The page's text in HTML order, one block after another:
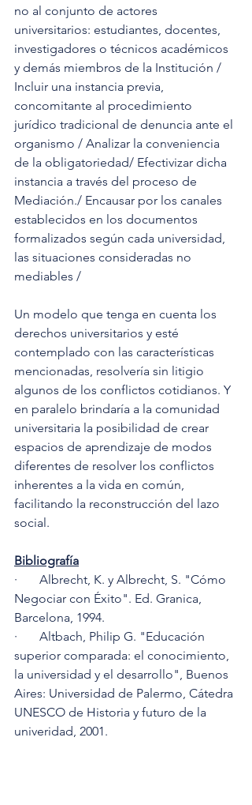
no al conjunto de actores
universitarios: estudiantes, docentes,
investigadores o técnicos académicos
y demás miembros de la Institución /
Incluir una instancia previa,
concomitante al procedimiento
jurídico tradicional de denuncia ante el
organismo / Analizar la conveniencia
de la obligatoriedad/ Efectivizar dicha
instancia a través del proceso de
Mediación./ Encausar por los canales
establecidos en los documentos
formalizados según cada universidad,
las situaciones consideradas no
mediables /
Un modelo que tenga en cuenta los
derechos universitarios y esté
contemplado con las características
mencionadas, resolvería sin litigio
algunos de los conflictos cotidianos. Y
en paralelo brindaría a la comunidad
universitaria la posibilidad de crear
espacios de aprendizaje de modos
diferentes de resolver los conflictos
inherentes a la vida en común,
facilitando la reconstrucción del lazo
social.
Bibliografía
·       Albrecht, K. y Albrecht, S. "Cómo
Negociar con Éxito". Ed. Granica,
Barcelona, 1994.
·       Altbach, Philip G. "Educación
superior comparada: el conocimiento,
la universidad y el desarrollo", Buenos
Aires: Universidad de Palermo, Cátedra
UNESCO de Historia y futuro de la
univeridad, 2001.